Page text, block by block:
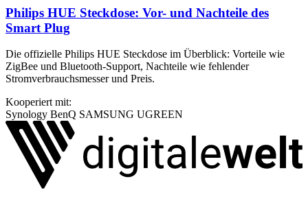
Philips HUE Steckdose: Vor- und Nachteile des
Smart Plug
Die offizielle Philips HUE Steckdose im Überblick: Vorteile wie
ZigBee und Bluetooth-Support, Nachteile wie fehlender
Stromverbrauchsmesser und Preis.
Kooperiert mit:
Synology BenQ SAMSUNG UGREEN